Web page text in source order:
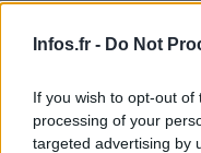
Infos.fr - Do Not
If you wish to opt-out
processing of your
targeted advertising by